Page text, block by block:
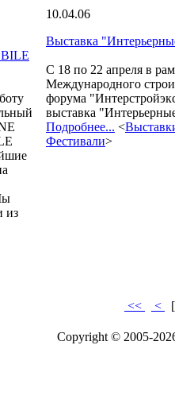
из
10.04.06
Выставка
С 18 по 22 апреля в
Международного
форума
выставка
Подробнее... <
Фестивали>
<< <
Copyright © 2005-